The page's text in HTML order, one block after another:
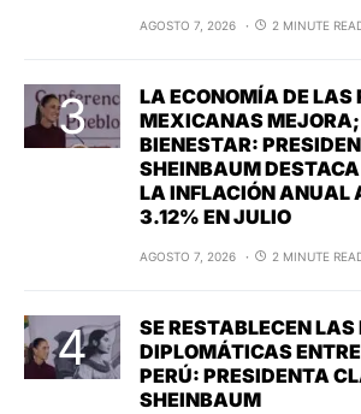
AGOSTO 7, 2026 2 MINUTE
LA ECONOMÍA DE LAS
MEXICANAS
BIENESTAR:
SHEINBAUM
LA INFLACIÓN ANUAL
3.12% EN JULIO
AGOSTO 7, 2026 2 MINUTE
SE RESTABLECEN LAS
DIPLOMÁTICAS
PERÚ: PRESIDENTA
SHEINBAUM